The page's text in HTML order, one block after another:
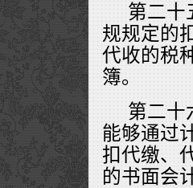
第二
规规定的
代收的税
簿。
第二
能够通过
扣代缴、
的书面会